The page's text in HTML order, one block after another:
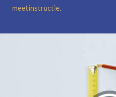
meetinstructie.